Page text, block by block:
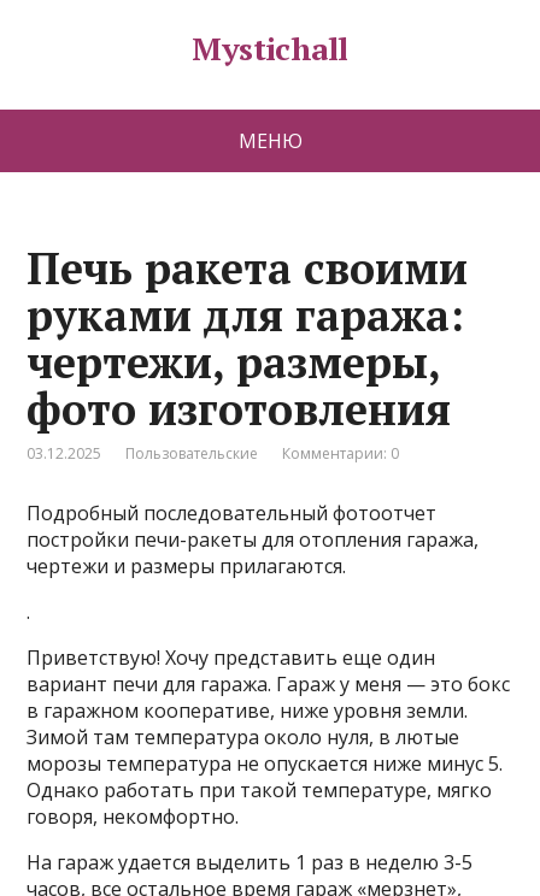
Mystichall
МЕНЮ
Печь ракета своими
руками для гаража:
чертежи, размеры,
фото изготовления
03.12.2025 Пользовательские Комментарии: 0
Подробный последовательный фотоотчет
постройки печи-ракеты для отопления гаража,
чертежи и размеры прилагаются.
.
Приветствую! Хочу представить еще один
вариант печи для гаража. Гараж у меня — это бокс
в гаражном кооперативе, ниже уровня земли.
Зимой там температура около нуля, в лютые
морозы температура не опускается ниже минус 5.
Однако работать при такой температуре, мягко
говоря, некомфортно.
На гараж удается выделить 1 раз в неделю 3-5
часов, все остальное время гараж «мерзнет»,